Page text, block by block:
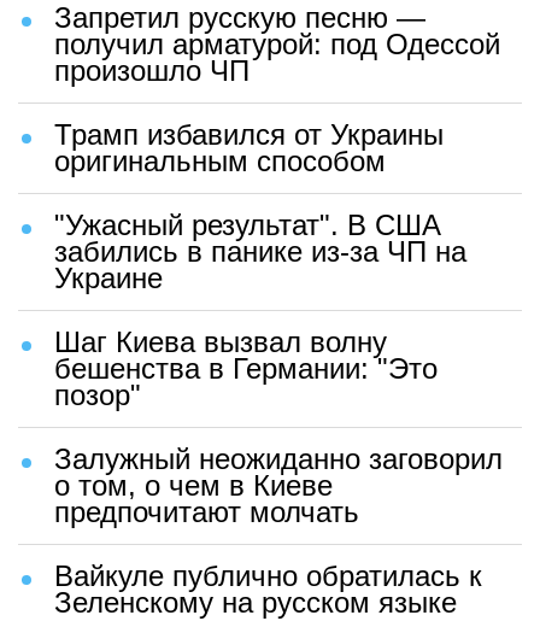
Запретил русскую песню —
получил арматурой: под Одессой
произошло ЧП
Трамп избавился от Украины
оригинальным способом
"Ужасный результат". В США
забились в панике из-за ЧП на
Украине
Шаг Киева вызвал волну
бешенства в Германии: "Это
позор"
Залужный неожиданно заговорил
о том, о чем в Киеве
предпочитают молчать
Вайкуле публично обратилась к
Зеленскому на русском языке